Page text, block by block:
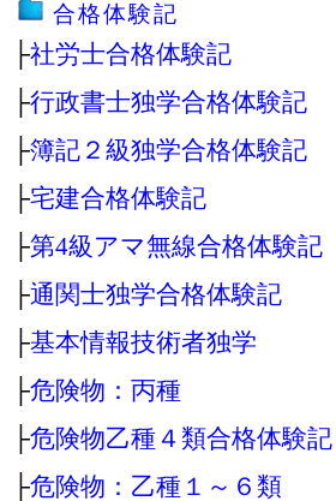
合格体験記
├社労士合格体験記
├行政書士独学合格体験記
├簿記２級独学合格体験記
├宅建合格体験記
├第4級アマ無線合格体験記
├通関士独学合格体験記
├基本情報技術者独学
├危険物：丙種
├危険物乙種４類合格体験記
├危険物：乙種１～６類